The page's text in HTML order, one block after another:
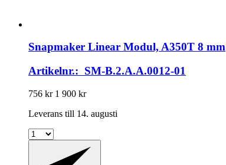
Snapmaker Linear Modul, A350T 8 mm
Artikelnr.: SM-B.2.A.A.0012-01
756 kr 1 900 kr
Leverans till 14. augusti